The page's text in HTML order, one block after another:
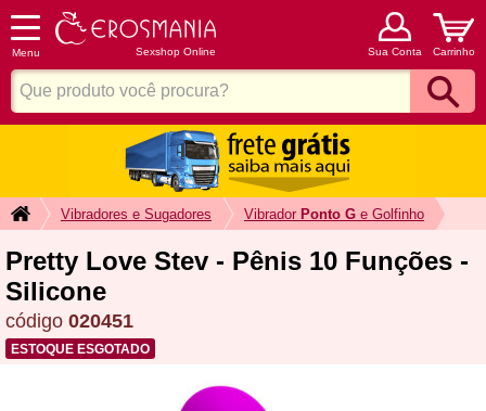
Menu Sexshop Online Sua Conta Carrinho
Vibradores e Sugadores Vibrador Ponto G e Golfinho
Pretty Love Stev - Pênis 10 Funções -
Silicone
código 020451
ESTOQUE ESGOTADO